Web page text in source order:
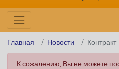
Главная Новости Контракт
К сожалению, Вы не можете